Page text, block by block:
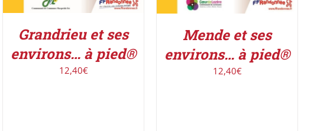
Grandrieu et ses
environs… à pied®
12,40€
Mende et ses
environs… à pied®
12,40€